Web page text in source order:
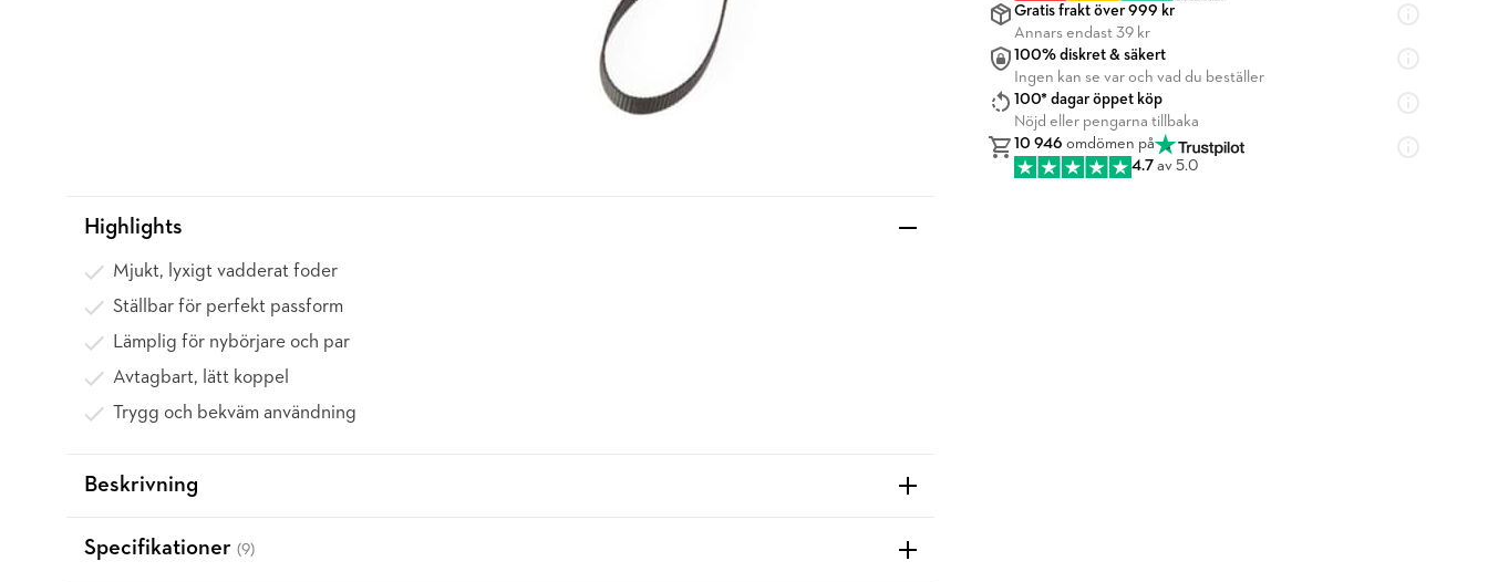
Gratis frakt över 999 kr
Annars endast 39 kr
100% diskret & säkert
Ingen kan se var och vad du beställer
100* dagar öppet köp
Nöjd eller pengarna tillbaka
10 946 omdömen på
4.7 av 5.0
Highlights
Mjukt, lyxigt vadderat foder
Ställbar för perfekt passform
Lämplig för nybörjare och par
Avtagbart, lätt koppel
Trygg och bekväm användning
Beskrivning
Specifikationer (9)